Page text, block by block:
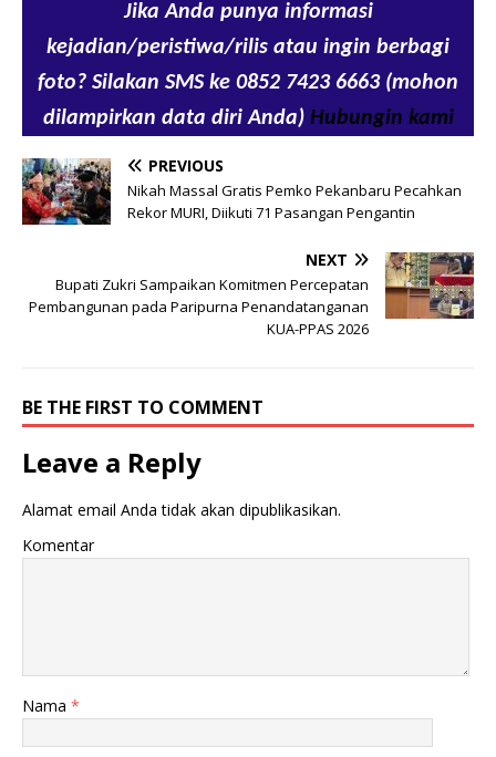
Jika Anda punya informasi
kejadian/peristiwa/rilis atau ingin berbagi
foto? Silakan SMS ke 0852 7423 6663 (mohon
dilampirkan data diri Anda) Hubungin kami
PREVIOUS
Nikah Massal Gratis Pemko Pekanbaru Pecahkan
Rekor MURI, Diikuti 71 Pasangan Pengantin
NEXT
Bupati Zukri Sampaikan Komitmen Percepatan
Pembangunan pada Paripurna Penandatanganan
KUA-PPAS 2026
BE THE FIRST TO COMMENT
Leave a Reply
Alamat email Anda tidak akan dipublikasikan.
Komentar
Nama *